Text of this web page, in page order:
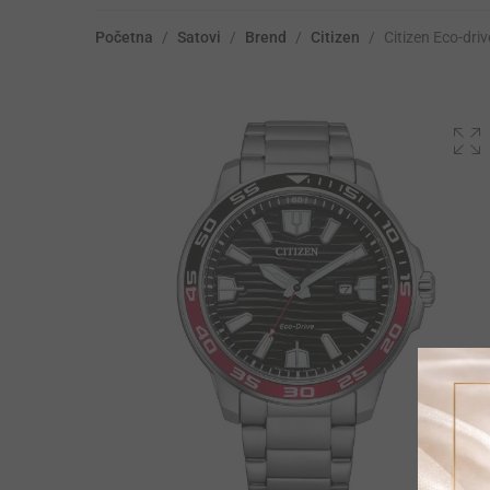
Početna / Satovi / Brend / Citizen / Citizen Eco-